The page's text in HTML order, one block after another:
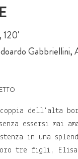
120'
Gabbriellini,
coppia dell'alta
essersi mai
in una
tre figli,